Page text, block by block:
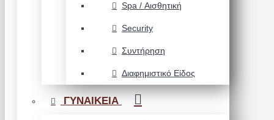
Spa / Αισθητική
Security
Συντήρηση
Διαφημιστικό Είδος
ΓΥΝΑΙΚΕΙΑ